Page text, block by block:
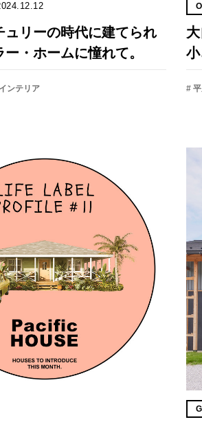
ュリーの時代に建てられ
・ホームに憧れて。
ンテリア
小
#